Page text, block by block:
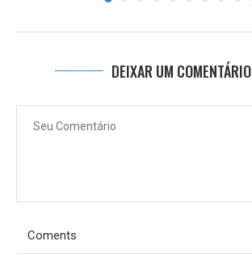
DEIXAR UM COMENTÁRIO
Coments